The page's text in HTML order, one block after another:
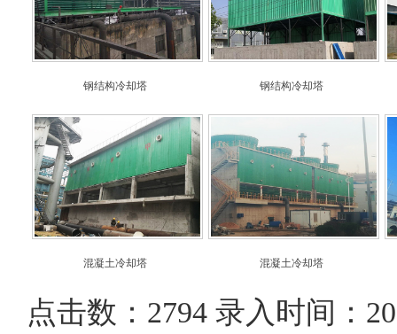
钢结构冷却塔 钢结构冷却塔
混凝土冷却塔 混凝土冷却塔
点击数：2794 录入时间：